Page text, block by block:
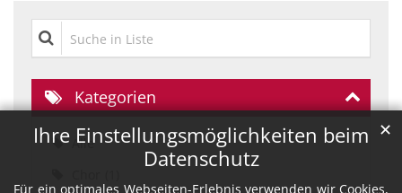
Ihre Einstellungsmöglichkeiten beim
Datenschutz
Für ein optimales Webseiten-Erlebnis verwenden wir Cookies,
✕
Suche in Liste
Kategorien
Alle